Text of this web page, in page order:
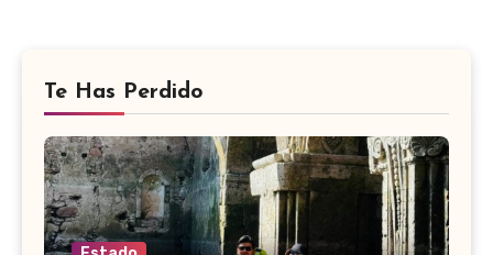
Te Has Perdido